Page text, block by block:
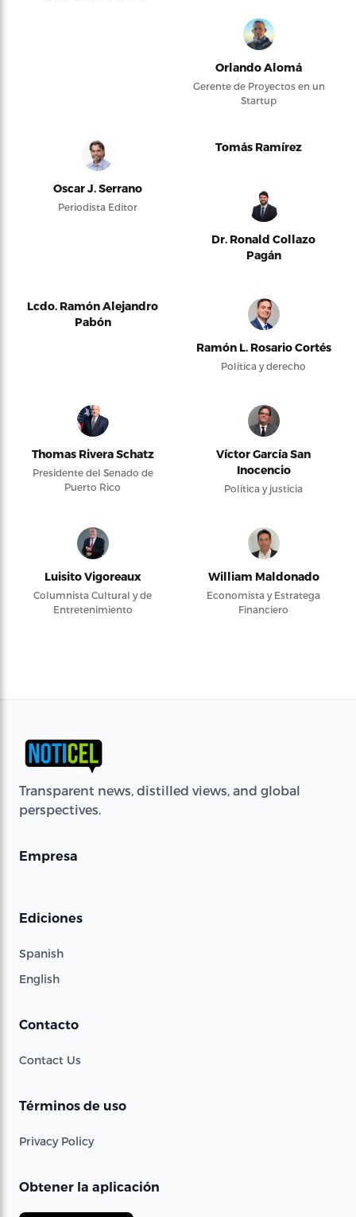
Orlando Alomá
Gerente de Proyectos en un
Startup
Oscar J. Serrano
Periodista Editor
Tomás Ramírez
Dr. Ronald Collazo
Pagán
Lcdo. Ramón Alejandro
Pabón
Ramón L. Rosario Cortés
Política y derecho
Thomas Rivera Schatz
Presidente del Senado de
Puerto Rico
Víctor García San
Inocencio
Política y justicia
Luisito Vigoreaux
Columnista Cultural y de
Entretenimiento
William Maldonado
Economista y Estratega
Financiero
Transparent news, distilled views, and global
perspectives.
Empresa
Ediciones
Spanish
English
Contacto
Contact Us
Términos de uso
Privacy Policy
Obtener la aplicación